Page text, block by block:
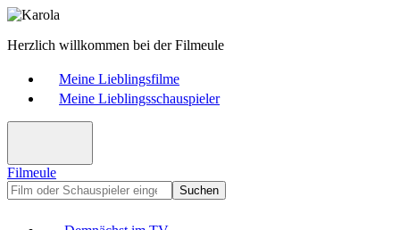
Herzlich willkommen bei der Filmeule
Meine Lieblingsfilme
Meine Lieblingsschauspieler
Filmeule
Suchen